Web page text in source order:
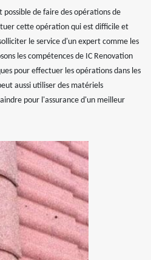
possible de faire des opérations de
cette opération qui est difficile et
le service d'un expert comme les
les compétences de IC Renovation
pour effectuer les opérations dans les
aussi utiliser des matériels
pour l'assurance d'un meilleur